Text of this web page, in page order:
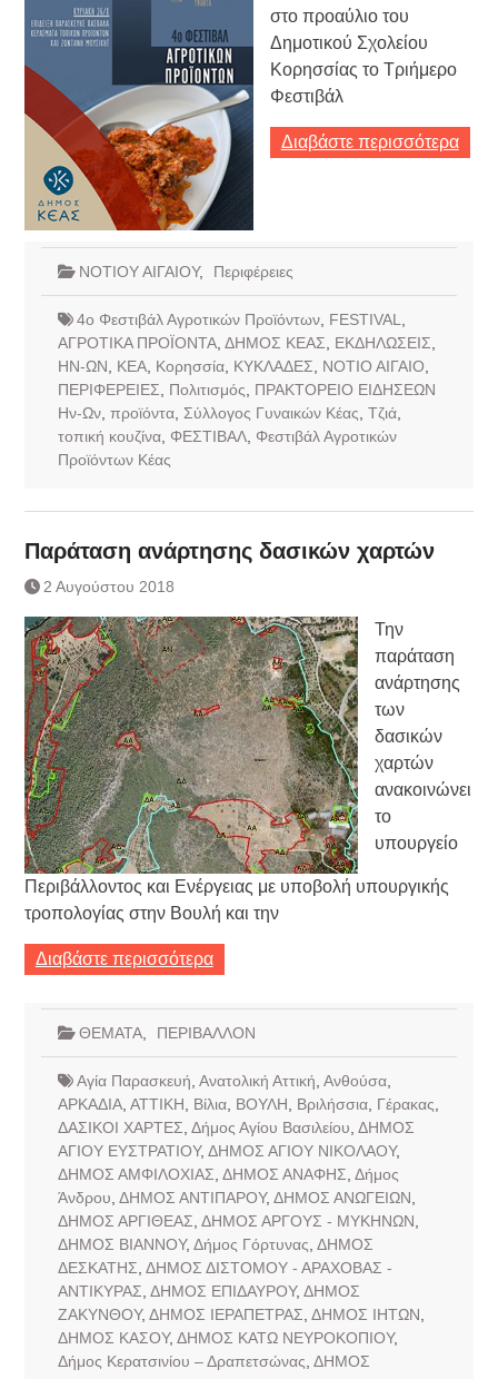
στο προαύλιο του
Δημοτικού Σχολείου
Κορησσίας το Τριήμερο
Φεστιβάλ
Διαβάστε περισσότερα
ΝΟΤΙΟΥ ΑΙΓΑΙΟΥ, Περιφέρειες
4ο Φεστιβάλ Αγροτικών Προϊόντων, FESTIVAL
ΑΓΡΟΤΙΚΑ ΠΡΟΪΟΝΤΑ, ΔΗΜΟΣ ΚΕΑΣ ΕΚΔΗΛΩΣΕΙΣ
ΗΝ-ΩΝ
ΚΕΑ, Κορησσία, ΚΥΚΛΑΔΕΣ ΝΟΤΙΟ ΑΙΓΑΙΟ
ΠΕΡΙΦΕΡΕΙΕΣ
Πολιτισμός
ΠΡΑΚΤΟΡΕΙΟ ΕΙΔΗΣΕΩΝ
Ην-Ων, προϊόντα, Σύλλογος Γυναικών Κέας Τζιά,
τοπική κουζίνα, ΦΕΣΤΙΒΑΛ, Φεστιβάλ Αγροτικών
Προϊόντων Κέας
Παράταση ανάρτησης δασικών χαρτών
2 Αυγούστου 2018
Την
παράταση
ανάρτησης
των
δασικών
χαρτών
ανακοινώνει
το
υπουργείο
Περιβάλλοντος και Ενέργειας με υποβολή υπουργικής
τροπολογίας στην Βουλή και την
Διαβάστε περισσότερα
ΘΕΜΑΤΑ, ΠΕΡΙΒΑΛΛΟΝ
Αγία Παρασκευή Ανατολική Αττική Ανθούσα,
ΑΡΚΑΔΙΑ, ΑΤΤΙΚΗ Βίλια, ΒΟΥΛΗ Βριλήσσια, Γέρακας
ΔΑΣΙΚΟΙ ΧΑΡΤΕΣ Δήμος Αγίου Βασιλείου ΔΗΜΟΣ
ΑΓΙΟΥ ΕΥΣΤΡΑΤΙΟΥ, ΔΗΜΟΣ ΑΓΙΟΥ ΝΙΚΟΛΑΟΥ,
ΔΗΜΟΣ ΑΜΦΙΛΟΧΙΑΣ ΔΗΜΟΣ ΑΝΑΦΗΣ Δήμος
Άνδρου ΔΗΜΟΣ ΑΝΤΙΠΑΡΟΥ, ΔΗΜΟΣ ΑΝΩΓΕΙΩΝ
ΔΗΜΟΣ ΑΡΓΙΘΕΑΣ ΔΗΜΟΣ ΑΡΓΟΥΣ - ΜΥΚΗΝΩΝ
ΔΗΜΟΣ ΒΙΑΝΝΟΥ, Δήμος Γόρτυνας ΔΗΜΟΣ
ΔΕΣΚΑΤΗΣ ΔΗΜΟΣ ΔΙΣΤΟΜΟΥ - ΑΡΑΧΟΒΑΣ -
ΑΝΤΙΚΥΡΑΣ ΔΗΜΟΣ ΕΠΙΔΑΥΡΟΥ, ΔΗΜΟΣ
ΖΑΚΥΝΘΟΥ, ΔΗΜΟΣ ΙΕΡΑΠΕΤΡΑΣ ΔΗΜΟΣ ΙΗΤΩΝ
ΔΗΜΟΣ ΚΑΣΟΥ, ΔΗΜΟΣ ΚΑΤΩ ΝΕΥΡΟΚΟΠΙΟΥ,
Δήμος Κερατσινίου – Δραπετσώνας ΔΗΜΟΣ